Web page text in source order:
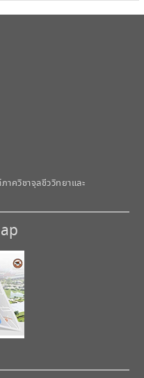
าควิชาจุลชีววิทยาและ